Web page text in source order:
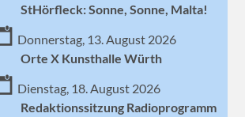
StHörfleck: Sonne, Sonne, Malta!
Donnerstag, 13. August 2026
Orte X Kunsthalle Würth
Dienstag, 18. August 2026
Redaktionssitzung Radioprogramm